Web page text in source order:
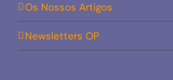
Os Nossos Artigos
Newsletters OP